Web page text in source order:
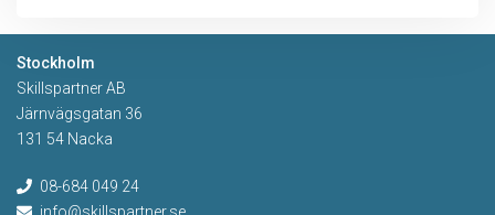
Stockholm
Skillspartner AB
Järnvägsgatan 36
131 54 Nacka
08-684 049 24